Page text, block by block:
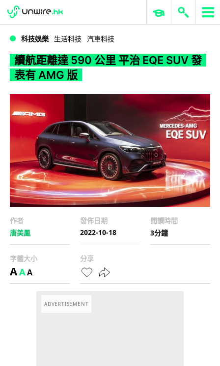
WWDC 2026 ERP 與商業 AI
科技娛樂 生活科技 汽車科技
續航距離達 590 公里 平治 EQE SUV 發
表有 AMG 版
作者
唐美鳳
發佈日期
2022-10-18
閱讀時間
3分鐘
字體大小
AAA
分享
ADVERTISEMENT